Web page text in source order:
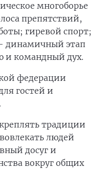
многоборье
препятствий,
гиревой спорт;
динамичный этап
и командный дух.
федерации
гостей и
традиции
людей
досуг и
вокруг общих